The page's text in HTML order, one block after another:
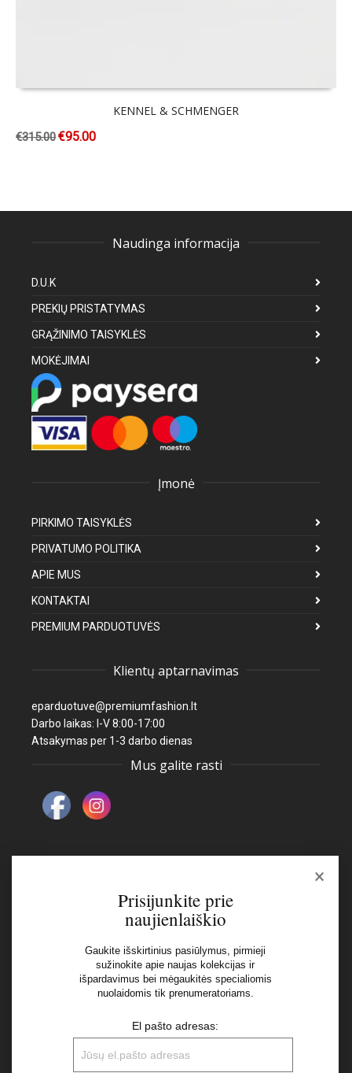
KENNEL & SCHMENGER
€315.00€95.00
Naudinga informacija
D.U.K
PREKIŲ PRISTATYMAS
GRĄŽINIMO TAISYKLĖS
MOKĖJIMAI
Įmonė
PIRKIMO TAISYKLĖS
PRIVATUMO POLITIKA
APIE MUS
KONTAKTAI
PREMIUM PARDUOTUVĖS
Klientų aptarnavimas
eparduotuve@premiumfashion.lt
Darbo laikas: I-V 8:00-17:00
Atsakymas per 1-3 darbo dienas
Mus galite rasti
Naujienlaiškis
Aš perskaičiau ir sutinku su Privatumo Politikos
×
Prisijunkite prie
naujienlaiškio
Gaukite išskirtinius pasiūlymus, pirmieji
sužinokite apie naujas kolekcijas ir
išpardavimus bei mėgaukitės specialiomis
nuolaidomis tik prenumeratoriams.
El pašto adresas: